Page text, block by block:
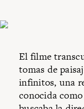
El filme
tomas de
infinitos, una
conocida